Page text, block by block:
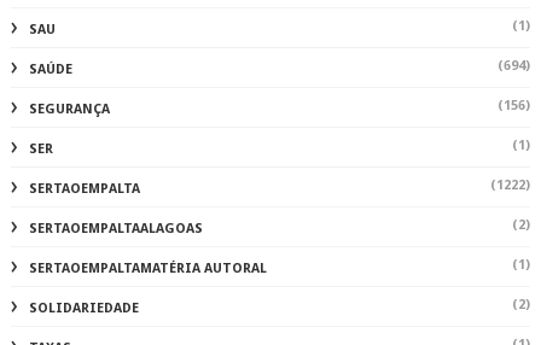
SAU (1)
SAÚDE (694)
SEGURANÇA (156)
SER (1)
SERTAOEMPALTA (1222)
SERTAOEMPALTAALAGOAS (2)
SERTAOEMPALTAMATÉRIA AUTORAL (1)
SOLIDARIEDADE (2)